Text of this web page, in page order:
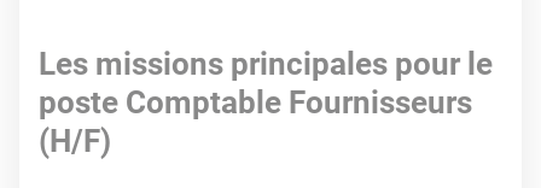
Les missions principales pour le
poste Comptable Fournisseurs
(H/F)